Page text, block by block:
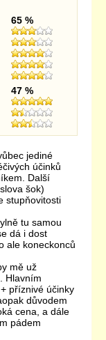
65 %
47 %
jediné
účinků
Další
šok)
stupňovitosti
tu samou
dá i dost
ale koneckonců
mě už
Hlavním
příznivé účinky
důvodem
cena, a dále
pádem